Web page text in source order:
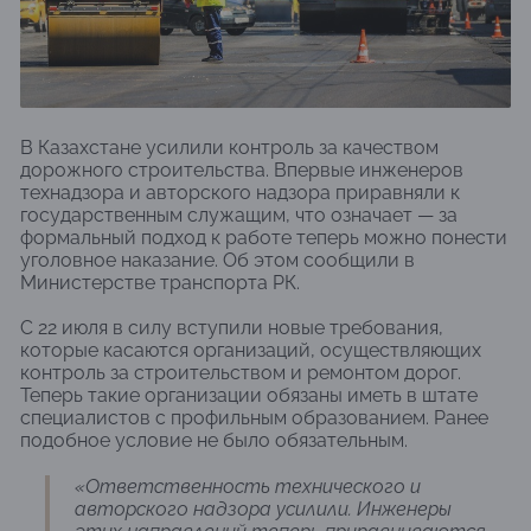
В Казахстане усилили контроль за качеством
дорожного строительства. Впервые инженеров
технадзора и авторского надзора приравняли к
государственным служащим, что означает — за
формальный подход к работе теперь можно понести
уголовное наказание. Об этом сообщили в
Министерстве транспорта РК.
С 22 июля в силу вступили новые требования,
которые касаются организаций, осуществляющих
контроль за строительством и ремонтом дорог.
Теперь такие организации обязаны иметь в штате
специалистов с профильным образованием. Ранее
подобное условие не было обязательным.
«Ответственность технического и
авторского надзора усилили. Инженеры